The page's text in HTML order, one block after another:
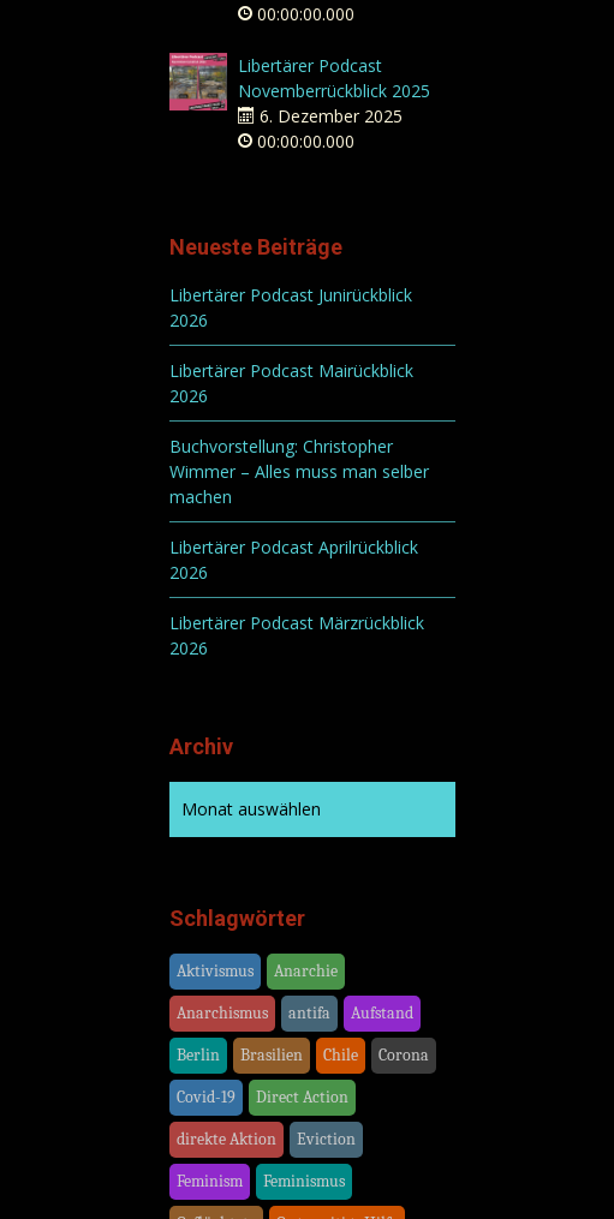
00:00:00.000
Libertärer Podcast
Novemberrückblick 2025
6. Dezember 2025
00:00:00.000
Neueste Beiträge
Libertärer Podcast Junirückblick
2026
Libertärer Podcast Mairückblick
2026
Buchvorstellung: Christopher
Wimmer – Alles muss man selber
machen
Libertärer Podcast Aprilrückblick
2026
Libertärer Podcast Märzrückblick
2026
Archiv
Schlagwörter
Aktivismus Anarchie
Anarchismus antifa Aufstand
Berlin Brasilien Chile Corona
Covid-19 Direct Action
direkte Aktion Eviction
Feminism Feminismus